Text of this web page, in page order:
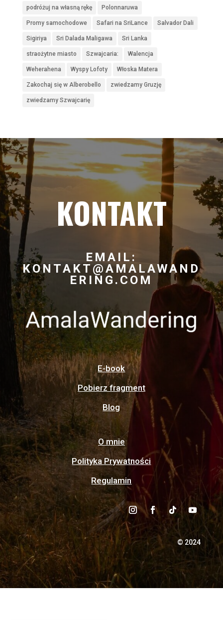
podróżuj na własną rękę Polonnaruwa
Promy samochodowe Safari na SriLance Salvador Dali
Sigiriya Sri Dalada Maligawa Sri Lanka
straożytne miasto Szwajcaria: Walencja
Weherahena Wyspy Lofoty Włoska Matera
Zakochaj się w Alberobello zwiedzamy Gruzję
zwiedzamy Szwajcarię
KONTAKT
EMAIL:
KONTAKT@AMALAWAND
ERING.COM
E-book
Pobierz fragment
Blog
O mnie
Polityka Prywatności
Regulamin
© 2024